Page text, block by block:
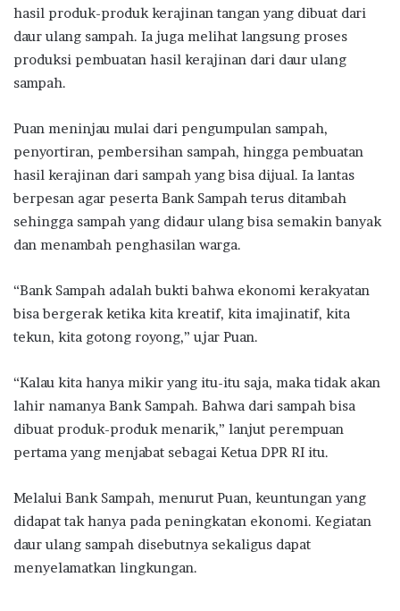
hasil produk-produk kerajinan tangan yang dibuat dari
daur ulang sampah. Ia juga melihat langsung proses
produksi pembuatan hasil kerajinan dari daur ulang
sampah.
Puan meninjau mulai dari pengumpulan sampah,
penyortiran, pembersihan sampah, hingga pembuatan
hasil kerajinan dari sampah yang bisa dijual. Ia lantas
berpesan agar peserta Bank Sampah terus ditambah
sehingga sampah yang didaur ulang bisa semakin banyak
dan menambah penghasilan warga.
“Bank Sampah adalah bukti bahwa ekonomi kerakyatan
bisa bergerak ketika kita kreatif, kita imajinatif, kita
tekun, kita gotong royong,” ujar Puan.
“Kalau kita hanya mikir yang itu-itu saja, maka tidak akan
lahir namanya Bank Sampah. Bahwa dari sampah bisa
dibuat produk-produk menarik,” lanjut perempuan
pertama yang menjabat sebagai Ketua DPR RI itu.
Melalui Bank Sampah, menurut Puan, keuntungan yang
didapat tak hanya pada peningkatan ekonomi. Kegiatan
daur ulang sampah disebutnya sekaligus dapat
menyelamatkan lingkungan.